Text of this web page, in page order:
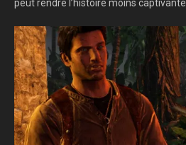
peut rendre l’histoire moins captivante.